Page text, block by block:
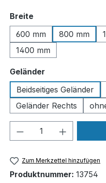
Breiteauswählen
600 mm
800 mm
1400 mm
Geländer
Beidseitiges Geländer
Geländer Rechts
Produkt Anzahl:
Zum Merkzettel hinzufügen
Produktnummer: 13754